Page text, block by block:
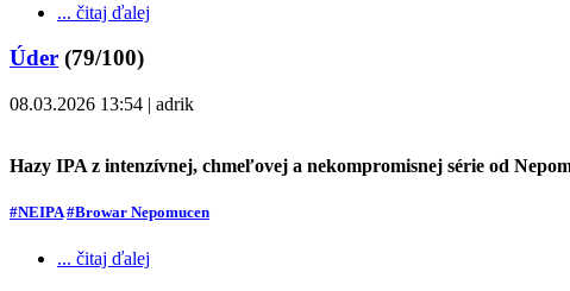
... čitaj ďalej
Úder (79/100)
08.03.2026 13:54 | adrik
Hazy IPA z intenzívnej, chmeľovej a nekompromisnej série od
#NEIPA #Browar Nepomucen
... čitaj ďalej